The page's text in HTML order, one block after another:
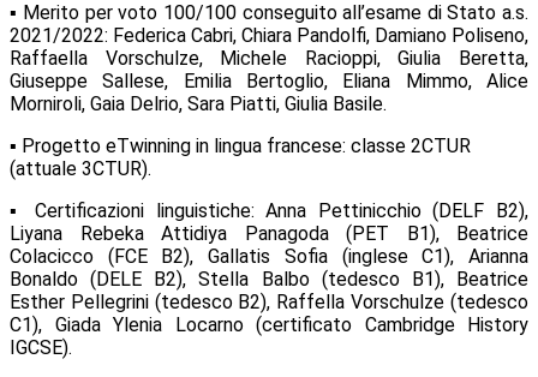
▪ Merito per voto 100/100 conseguito all’esame di Stato a.s.
2021/2022: Federica Cabri, Chiara Pandolfi, Damiano Poliseno,
Raffaella Vorschulze, Michele Racioppi, Giulia Beretta,
Giuseppe Sallese, Emilia Bertoglio, Eliana Mimmo, Alice
Morniroli, Gaia Delrio, Sara Piatti, Giulia Basile.
▪ Progetto eTwinning in lingua francese: classe 2CTUR
(attuale 3CTUR).
▪ Certificazioni linguistiche: Anna Pettinicchio (DELF B2),
Liyana Rebeka Attidiya Panagoda (PET B1), Beatrice
Colacicco (FCE B2), Gallatis Sofia (inglese C1), Arianna
Bonaldo (DELE B2), Stella Balbo (tedesco B1), Beatrice
Esther Pellegrini (tedesco B2), Raffella Vorschulze (tedesco
C1), Giada Ylenia Locarno (certificato Cambridge History
IGCSE).